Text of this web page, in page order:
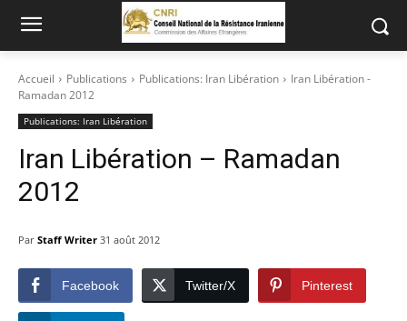
Accueil Publications Publications: Iran Libération
Iran Libération -
Ramadan 2012
Publications: Iran Libération
Iran Libération – Ramadan
2012
Par Staff Writer 31 août 2012
Facebook Twitter/X Pinterest